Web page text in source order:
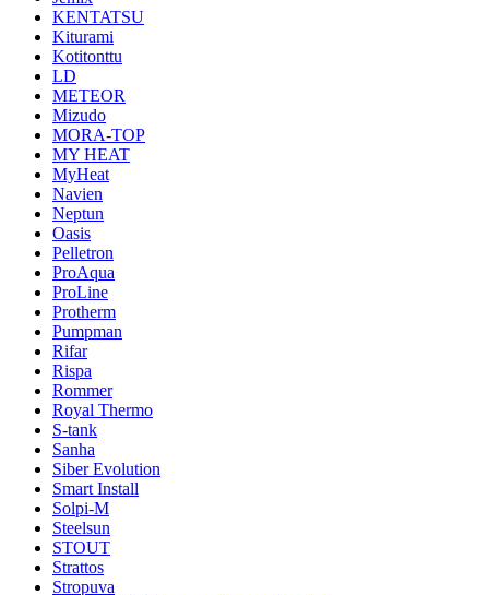
KENTATSU
Kiturami
Kotitonttu
LD
METEOR
Mizudo
MORA-TOP
MY HEAT
MyHeat
Navien
Neptun
Oasis
Pelletron
ProAqua
ProLine
Protherm
Pumpman
Rifar
Rispa
Rommer
Royal Thermo
S-tank
Sanha
Siber Evolution
Smart Install
Solpi-M
Steelsun
STOUT
Strattos
Stropuva